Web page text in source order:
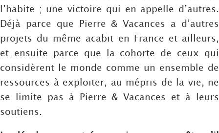
l’habite ; une victoire qui en appelle d’autres.
Déjà parce que Pierre & Vacances a d’autres
projets du même acabit en France et ailleurs,
et ensuite parce que la cohorte de ceux qui
considèrent le monde comme un ensemble de
ressources à exploiter, au mépris de la vie, ne
se limite pas à Pierre & Vacances et à leurs
soutiens.